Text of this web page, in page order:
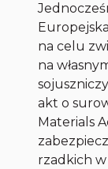
na celu
na
akt o
Materials
rzadkich